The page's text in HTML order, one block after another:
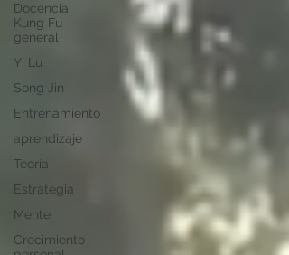
Docencia
Kung Fu
general
Yi Lu
Song Jin
Entrenamiento
aprendizaje
Teoría
Estrategia
Mente
Crecimiento